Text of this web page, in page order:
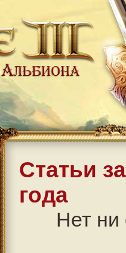
Статьи
года
Нет ни